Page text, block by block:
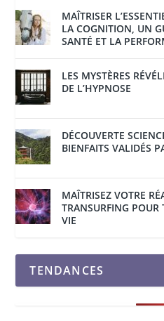
MAÎTRISER
LA COGNITION, UN
SANTÉ ET LA
LES MYSTÈRES
DE L’HYPNOSE
DÉCOUVERTE
BIENFAITS VALIDÉS
MAÎTRISEZ VOTRE
TRANSURFING POUR
VIE
TENDANCES